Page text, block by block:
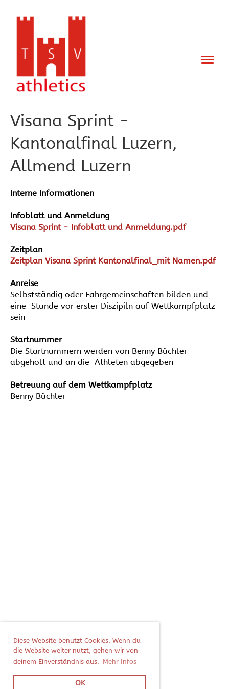
Diese Website benutzt Cookies. Wenn du
die Website weiter nutzt, gehen wir von
deinem Einverständnis aus. Mehr Infos
OK
Zurück
Visana Sprint -
Kantonalfinal Luzern,
Allmend Luzern
Interne Informationen
Infoblatt und Anmeldung
Visana Sprint - Infoblatt und Anmeldung.pdf
Zeitplan
Zeitplan Visana Sprint Kantonalfinal_mit Namen.pdf
Anreise
Selbstständig oder Fahrgemeinschaften bilden und
eine Stunde vor erster Diszipiln auf Wettkampfplatz
sein
Startnummer
Die Startnummern werden von Benny Büchler
abgeholt und an die Athleten abgegeben
Betreuung auf dem Wettkampfplatz
Benny Büchler